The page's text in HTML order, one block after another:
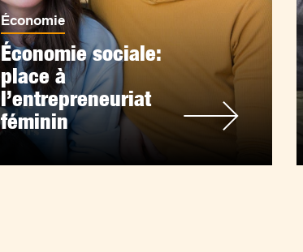
Économie
Économie sociale:
place à
l’entrepreneuriat
féminin